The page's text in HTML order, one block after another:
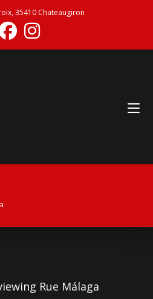
35410 Chateaugiron